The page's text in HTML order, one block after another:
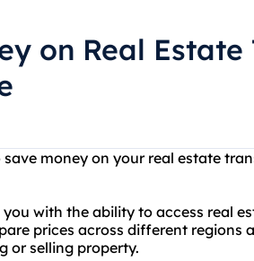
on Real
money on your real estate
with the ability to access real
prices across different regions
or selling property.